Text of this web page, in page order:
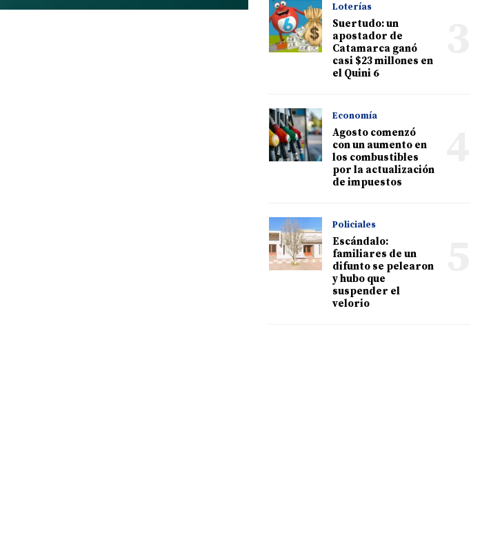
Loterías
Suertudo: un
apostador de
Catamarca ganó
casi $23 millones en
el Quini 6
Economía
Agosto comenzó
con un aumento en
los combustibles
por la actualización
de impuestos
Policiales
Escándalo:
familiares de un
difunto se pelearon
y hubo que
suspender el
velorio